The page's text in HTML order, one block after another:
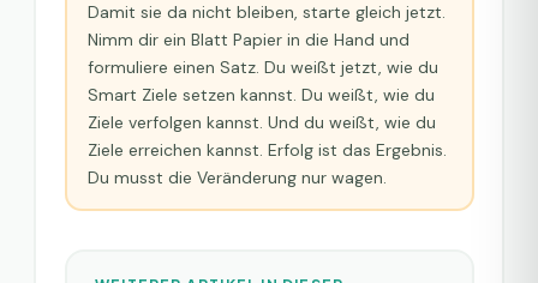
Damit sie da nicht bleiben, starte gleich jetzt.
Nimm dir ein Blatt Papier in die Hand und
formuliere einen Satz. Du weißt jetzt, wie du
Smart Ziele setzen kannst. Du weißt, wie du
Ziele verfolgen kannst. Und du weißt, wie du
Ziele erreichen kannst. Erfolg ist das Ergebnis.
Du musst die Veränderung nur wagen.